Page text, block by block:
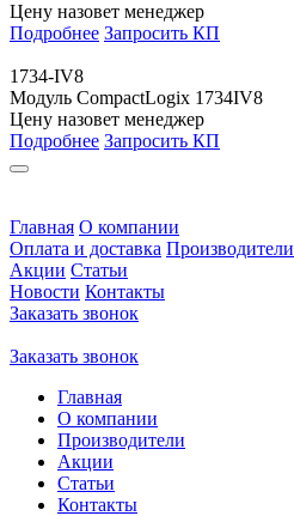
Цену назовет менеджер
Подробнее Запросить КП
1734-IV8
Модуль CompactLogix 1734IV8
Цену назовет менеджер
Подробнее Запросить КП
Главная О компании
Оплата и доставка Производители
Акции Статьи
Новости Контакты
Заказать звонок
Заказать звонок
Главная
О компании
Производители
Акции
Статьи
Контакты